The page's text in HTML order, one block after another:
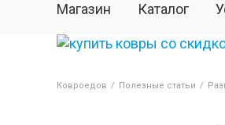
Магазин Каталог
Ковроедов / Полезные статьи /